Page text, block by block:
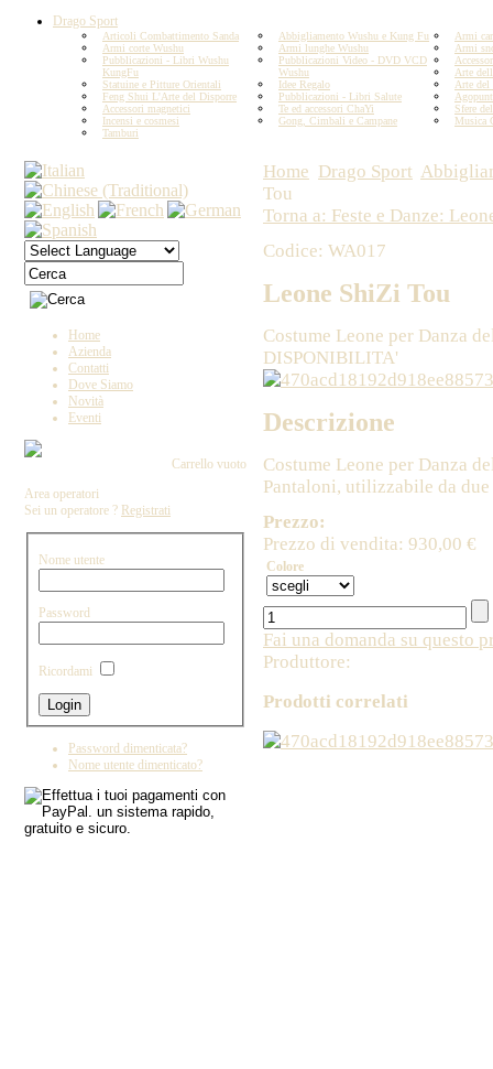
Drago Sport
Articoli Combattimento Sanda Abbigliamento Wushu e Kung Fu
Armi
Armi corte Wushu
Armi lunghe Wushu
Armi
Pubblicazioni - Libri Wushu
KungFu
Pubblicazioni Video - DVD VCD
Wushu
Arte
Statuine e Pitture Orientali
Idee Regalo
Arte del
Feng Shui L'Arte del Disporre
Pubblicazioni - Libri Salute
Accessori magnetici
Te ed accessori ChaYi
Sfere
Incensi e cosmesi
Gong, Cimbali e Campane
Musica
Tamburi
Home
Azienda
Contatti
Dove Siamo
Novità
Eventi
Carrello vuoto
Area operatori
Sei un operatore ? Registrati
Nome utente
Password
Ricordami
Password dimenticata?
Nome utente dimenticato?
Home Drago Sport
Tou
Torna a: Feste e Danze:
Codice: WA017
Leone ShiZi Tou
Costume Leone per Danza
DISPONIBILITA'
Descrizione
Costume Leone per Danza
Pantaloni, utilizzabile da due
Prezzo:
Prezzo di vendita: 930,00 €
Colore
Fai una domanda su questo
Produttore:
Prodotti correlati